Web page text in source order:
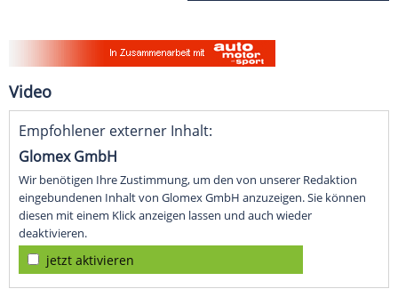
Video
Empfohlener externer Inhalt:
Glomex GmbH
Wir benötigen Ihre Zustimmung, um den von unserer Redaktion
eingebundenen Inhalt von Glomex GmbH anzuzeigen. Sie können
diesen mit einem Klick anzeigen lassen und auch wieder
deaktivieren.
jetzt aktivieren